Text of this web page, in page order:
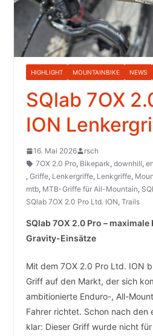
HIGHLIGHT MOUNTAINBIKE NEWS
SQlab 7OX
ION
16. Mai 2026
rsch
7OX 2.0 Pro, Bikepark, downhill,
, Griffe, Lenkergriffe, Lenkgriffe,
mtb, MTB-Griffe für All-Mountain,
SQlab 7OX 2.0 Pro Ltd. ION, Trails
SQlab 7OX 2.0 Pro –
Gravity-Einsätze
Mit dem 7OX 2.0 Pro Ltd. ION
Griff auf den Markt, der sich
ambitionierte Enduro-, All-
Fahrer richtet. Schon nach den
klar: Dieser Griff wurde nicht